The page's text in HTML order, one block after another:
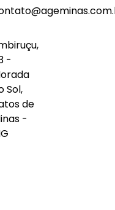
-
Sol,
de
-